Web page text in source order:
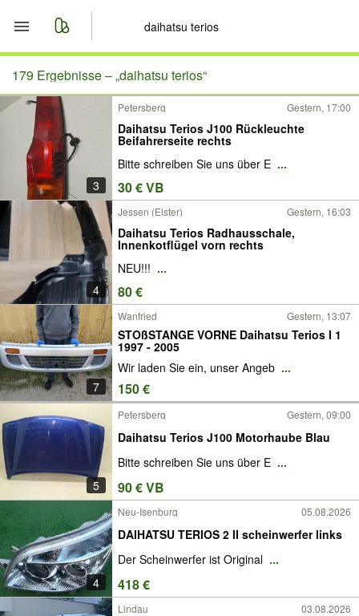
Start
Merkliste
Nachrichten
Anzeige aufgeben
179 Ergebnisse –„daihatsu terios“
3
Petersberg Gestern, 17:00
Daihatsu Terios J100 Rückleuchte
Beifahrerseite rechts
Bitte schreiben Sie uns über E ...
30 € VB
4
Jessen (Elster) Gestern, 16:03
Daihatsu Terios Radhausschale,
Innenkotflügel vorn rechts
NEU!!! ...
80 €
7
Wanfried Gestern, 13:07
STOßSTANGE VORNE Daihatsu Terios I 1
1997 - 2005
Wir laden Sie ein, unser Angeb ...
150 €
5
Petersberg Gestern, 09:00
Daihatsu Terios J100 Motorhaube Blau
Bitte schreiben Sie uns über E ...
90 € VB
4
Neu-Isenburg 05.08.2026
DAIHATSU TERIOS 2 II scheinwerfer links
Der Scheinwerfer ist Original ...
418 €
Lindau 03.08.2026